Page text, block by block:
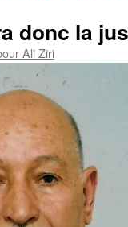
donc la
Ali Ziri